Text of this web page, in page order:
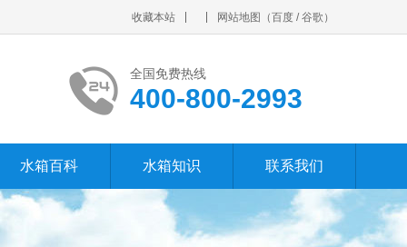
收藏本站 网站地图 （百度 /谷歌 ）
全国免费热线
400-800-2993
水箱百科 水箱知识 联系我们